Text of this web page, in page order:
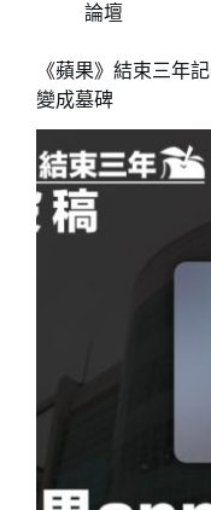
論壇
《蘋果》結束三年
變成墓碑